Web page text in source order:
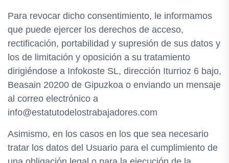
Para revocar dicho consentimiento, le informamos
que puede ejercer los derechos de acceso,
rectificación, portabilidad y supresión de sus datos y
los de limitación y oposición a su tratamiento
dirigiéndose a Infokoste SL, dirección Iturrioz 6 bajo,
Beasain 20200 de Gipuzkoa o enviando un mensaje
al correo electrónico a
info@estatutodelostrabajadores.com
Asimismo, en los casos en los que sea necesario
tratar los datos del Usuario para el cumplimiento de